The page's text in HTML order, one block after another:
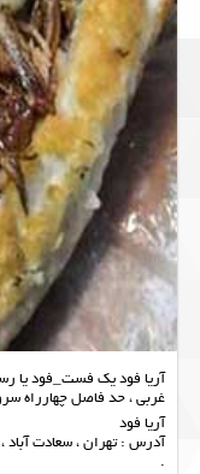
آریا فود یک فست_فود یا
غربی ، حد فاصل چهارراه
آریا فود
آدرس : تهران ، سعادت آباد
.